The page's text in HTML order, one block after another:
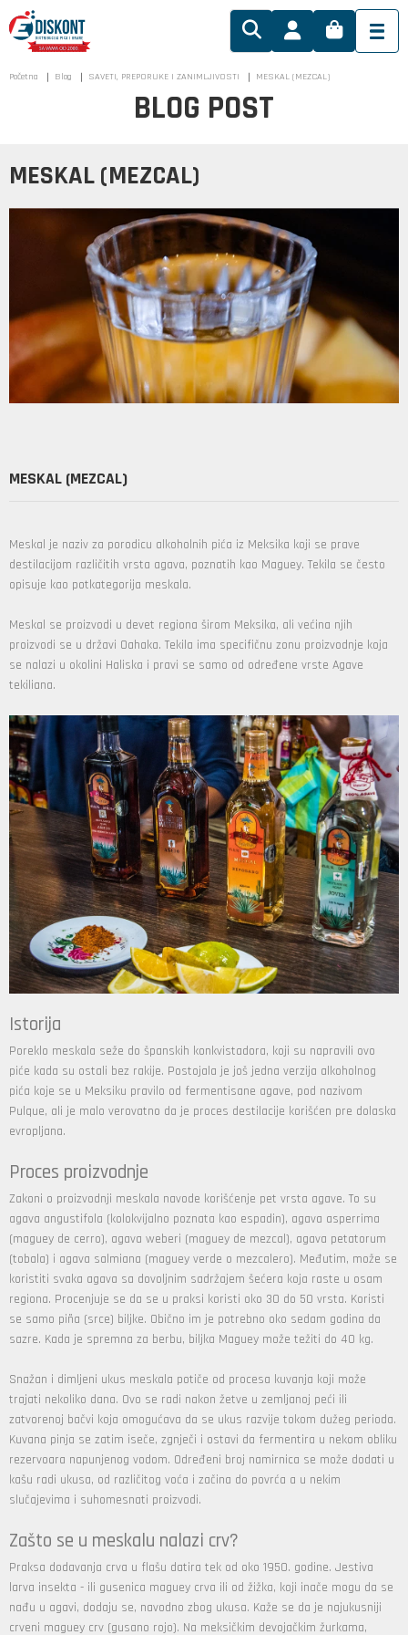
Početna Blog SAVETI, PREPORUKE I ZANIMLJIVOSTI MESKAL (MEZCAL)
BLOG POST
MESKAL (MEZCAL)
MESKAL (MEZCAL)
Meskal je naziv za porodicu alkoholnih pića iz Meksika koji se prave
destilacijom različitih vrsta agava, poznatih kao Maguey. Tekila se često
opisuje kao potkategorija meskala.
Meskal se proizvodi u devet regiona širom Meksika, ali većina njih
proizvodi se u državi Oahaka. Tekila ima specifičnu zonu proizvodnje koja
se nalazi u okolini Haliska i pravi se samo od određene vrste Agave
tekiliana.
Istorija
Poreklo meskala seže do španskih konkvistadora, koji su napravili ovo
piće kada su ostali bez rakije. Postojala je još jedna verzija alkoholnog
pića koje se u Meksiku pravilo od fermentisane agave, pod nazivom
Pulque, ali je malo verovatno da je proces destilacije korišćen pre dolaska
evropljana.
Proces proizvodnje
Zakoni o proizvodnji meskala navode korišćenje pet vrsta agave. To su
agava angustifola (kolokvijalno poznata kao espadin), agava asperrima
(maguey de cerro), agava weberi (maguey de mezcal), agava petatorum
(tobala) i agava salmiana (maguey verde o mezcalero). Međutim, može se
koristiti svaka agava sa dovoljnim sadržajem šećera koja raste u osam
regiona. Procenjuje se da se u praksi koristi oko 30 do 50 vrsta. Koristi
se samo piña (srce) biljke. Obično im je potrebno oko sedam godina da
sazre. Kada je spremna za berbu, biljka Maguey može težiti do 40 kg.
Snažan i dimljeni ukus meskala potiče od procesa kuvanja koji može
trajati nekoliko dana. Ovo se radi nakon žetve u zemljanoj peći ili
zatvorenoj bačvi koja omogućava da se ukus razvije tokom dužeg perioda.
Kuvana pinja se zatim iseče, zgnječi i ostavi da fermentira u nekom obliku
rezervoara napunjenog vodom. Određeni broj namirnica se može dodati u
kašu radi ukusa, od različitog voća i začina do povrća a u nekim
slučajevima i suhomesnati proizvodi.
Zašto se u meskalu nalazi crv?
Praksa dodavanja crva u flašu datira tek od oko 1950. godine. Jestiva
larva insekta - ili gusenica maguey crva ili od žižka, koji inače mogu da se
nađu u agavi, dodaju se, navodno zbog ukusa. Kaže se da je najukusniji
crveni maguey crv (gusano rojo). Na meksičkim devojačkim žurkama,